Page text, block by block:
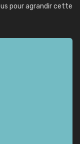
pour agrandir cette